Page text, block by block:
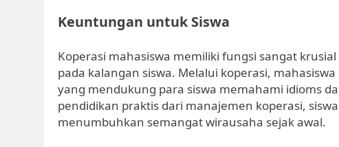
Keuntungan untuk Siswa
Koperasi mahasiswa memiliki fungsi sangat
pada kalangan siswa. Melalui koperasi,
yang mendukung para siswa memahami idioms
pendidikan praktis dari manajemen koperasi,
menumbuhkan semangat wirausaha sejak awal.